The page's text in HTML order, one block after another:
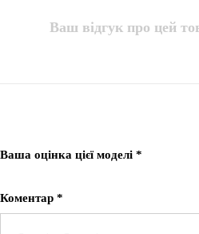
Ваш відгук про цей
Ваша оцінка цієї моделі *
Коментар *